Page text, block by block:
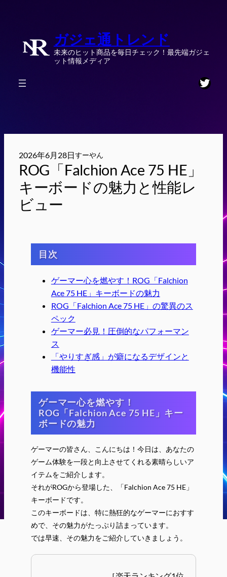
ガジェ通トレンド
未来のヒット商品を毎日チェック！最先端ガジェ
ット情報メディア
2026年6月28日すーやん
ROG「Falchion Ace 75 HE」
キーボードの魅力と性能レ
ビュー
目次
ゲーマー心を燃やす！ROG「Falchion
Ace 75 HE」キーボードの魅力
ROG「Falchion Ace 75 HE」の驚異のス
ペック
ゲーマー必見！圧倒的なパフォーマン
ス
「やりすぎ感」が癖になるデザインと
機能性
ゲーマー心を燃やす！
ROG「Falchion Ace 75 HE」キー
ボードの魅力
ゲーマーの皆さん、こんにちは！今日は、あなたの
ゲーム体験を一段と向上させてくれる素晴らしいア
イテムをご紹介します。
それがROGから登場した、「Falchion Ace 75 HE」
キーボードです。
このキーボードは、特に熱狂的なゲーマーにおすす
めで、その魅力がたっぷり詰まっています。
では早速、その魅力をご紹介していきましょう。